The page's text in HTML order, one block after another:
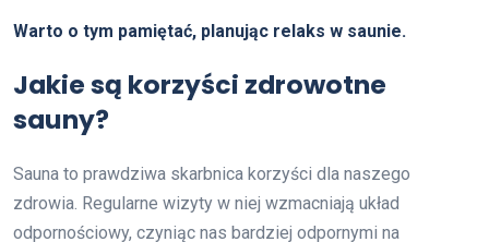
Warto o tym pamiętać, planując relaks w saunie.
Jakie są korzyści zdrowotne
sauny?
Sauna to prawdziwa skarbnica korzyści dla naszego
zdrowia. Regularne wizyty w niej wzmacniają układ
odpornościowy, czyniąc nas bardziej odpornymi na